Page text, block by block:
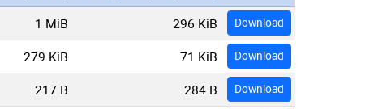
1 MiB 296 KiB Download
279 KiB 71 KiB Download
217 B 284 B Download